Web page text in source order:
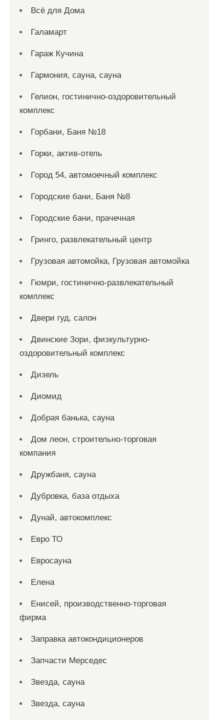
Всё для Дома
Галамарт
Гараж Кучина
Гармония, сауна, сауна
Гелион, гостинично-оздоровительный
комплекс
Горбани, Баня №18
Горки, актив-отель
Город 54, автомоечный комплекс
Городские бани, Баня №8
Городские бани, прачечная
Гринго, развлекательный центр
Грузовая автомойка, Грузовая автомойка
Гюмри, гостинично-развлекательный
комплекс
Двери гуд, салон
Двинские Зори, физкультурно-
оздоровительный комплекс
Дизель
Диомид
Добрая банька, сауна
Дом леон, строительно-торговая
компания
Дружбаня, сауна
Дубровка, база отдыха
Дунай, автокомплекс
Евро ТО
Евросауна
Елена
Енисей, производственно-торговая
фирма
Заправка автокондиционеров
Запчасти Мерседес
Звезда, сауна
Звезда, сауна